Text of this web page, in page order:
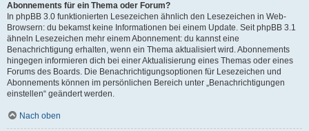
Abonnements für ein Thema oder Forum?
In phpBB 3.0 funktionierten Lesezeichen ähnlich den Lesezeichen in Web-
Browsern: du bekamst keine Informationen bei einem Update. Seit phpBB 3.1
ähneln Lesezeichen mehr einem Abonnement: du kannst eine
Benachrichtigung erhalten, wenn ein Thema aktualisiert wird. Abonnements
hingegen informieren dich bei einer Aktualisierung eines Themas oder eines
Forums des Boards. Die Benachrichtigungsoptionen für Lesezeichen und
Abonnements können im persönlichen Bereich unter „Benachrichtigungen
einstellen“ geändert werden.
Nach oben